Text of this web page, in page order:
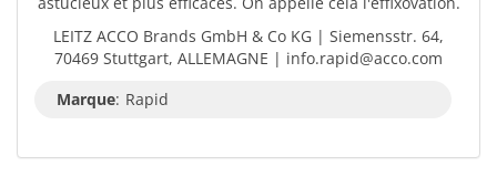
LEITZ ACCO Brands GmbH & Co KG | Siemensstr. 64,
70469 Stuttgart, ALLEMAGNE | info.rapid@acco.com
Marque: Rapid